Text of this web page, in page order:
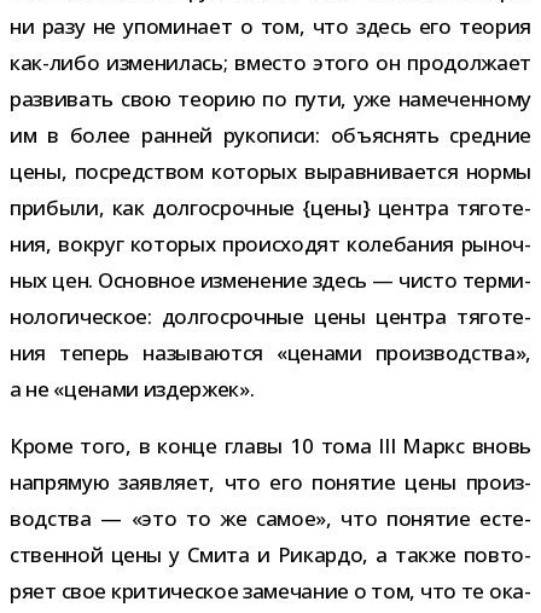
ни разу не упо­ми­нает о том, что здесь его тео­рия
как-​либо изме­ни­лась; вме­сто этого он про­дол­жает
раз­ви­вать свою тео­рию по пути, уже наме­чен­ному
им в более ран­ней руко­писи: объ­яс­нять сред­ние
цены, посред­ством кото­рых вырав­ни­ва­ется нормы
при­были, как дол­го­сроч­ные {цены} цен­тра тяго­те­
ния, вокруг кото­рых про­ис­хо­дят коле­ба­ния рыноч­
ных цен. Основное изме­не­ние здесь — чисто тер­ми­
но­ло­ги­че­ское: дол­го­сроч­ные цены цен­тра тяго­те­
ния теперь назы­ва­ются «ценами про­из­вод­ства»,
а не «ценами издержек».
Кроме того, в конце главы 10 тома III Маркс вновь
напря­мую заяв­ляет, что его поня­тие цены про­из­
вод­ства — «это то же самое», что поня­тие есте­
ствен­ной цены у Смита и Рикардо, а также повто­
ряет свое кри­ти­че­ское заме­ча­ние о том, что те ока­